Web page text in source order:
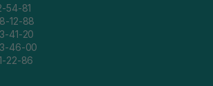
54-81
12-88
41-20
46-00
22-86